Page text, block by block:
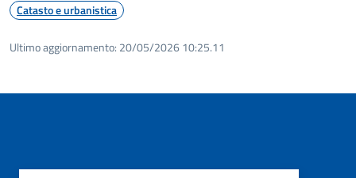
Catasto e urbanistica
Ultimo aggiornamento: 20/05/2026 10:25.11